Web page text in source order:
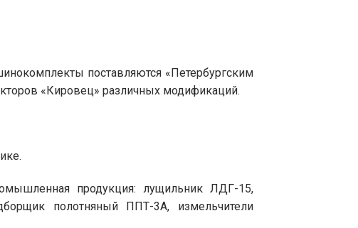
поставляются «Петербургским
«Кировец» различных модификаций.
продукция: лущильник ЛДГ-15,
полотняный ППТ-3А, измельчители